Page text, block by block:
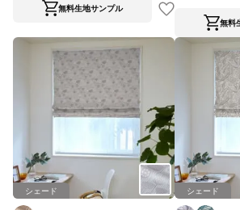
無料生地サンプル
無料
シェード シェード